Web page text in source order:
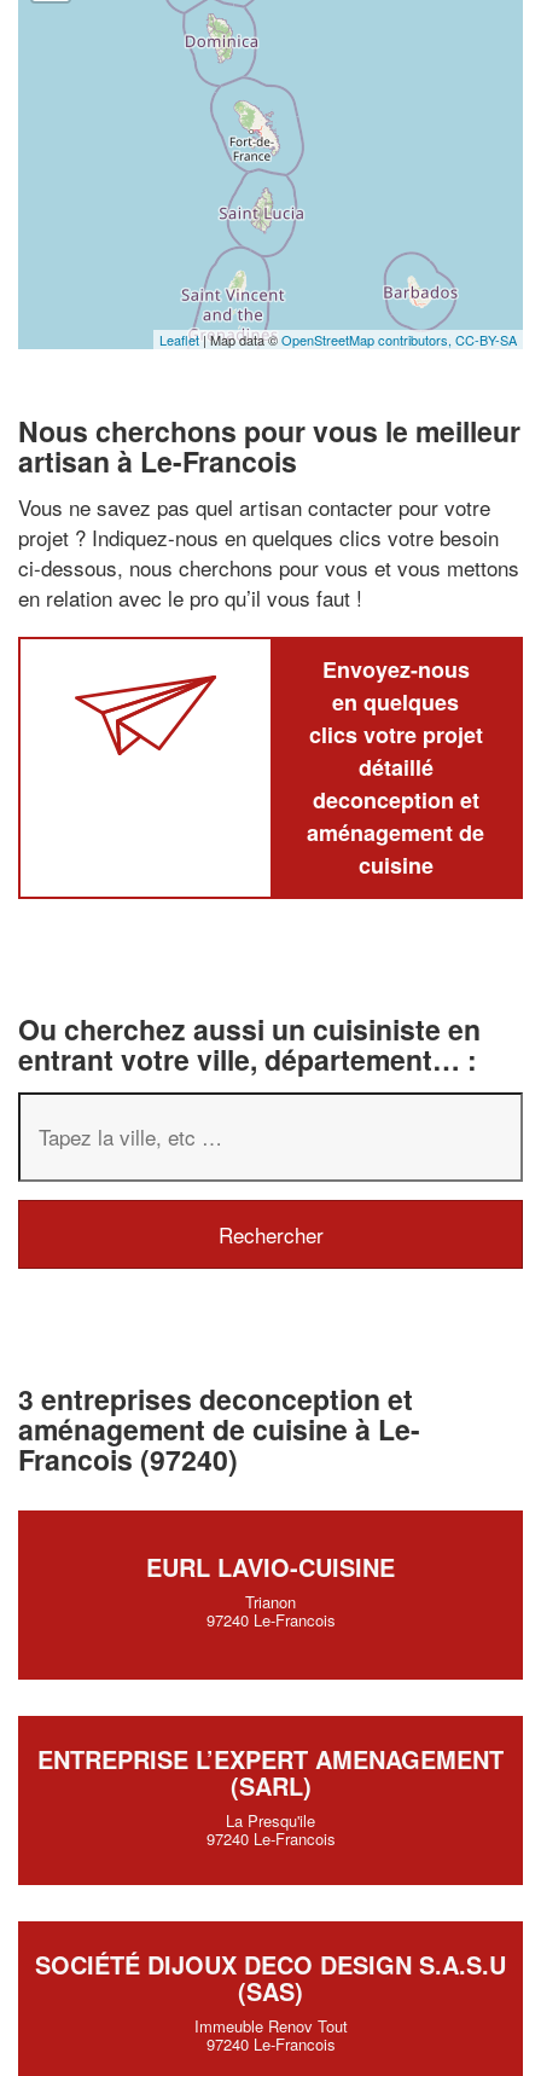
Leaflet| Map data ©OpenStreetMap contributors, CC-BY-SA
Nous cherchons pour vous le meilleur
artisan à Le-Francois
Vous ne savez pas quel artisan contacter pour votre
projet ? Indiquez-nous en quelques clics votre besoin
ci-dessous, nous cherchons pour vous et vous mettons
en relation avec le pro qu’il vous faut !
Envoyez-nous
en quelques
clics votre projet
détaillé
deconception et
aménagement de
cuisine
Ou cherchez aussi un cuisiniste en
entrant votre ville, département… :
3 entreprises deconception et
aménagement de cuisine à Le-
Francois (97240)
EURL LAVIO-CUISINE
Trianon
97240 Le-Francois
ENTREPRISE L’EXPERT AMENAGEMENT
(SARL)
La Presqu'ile
97240 Le-Francois
SOCIÉTÉ DIJOUX DECO DESIGN S.A.S.U
(SAS)
Immeuble Renov Tout
97240 Le-Francois